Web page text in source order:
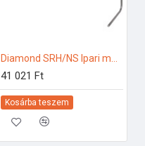
41 021 Ft
Kosárba teszem